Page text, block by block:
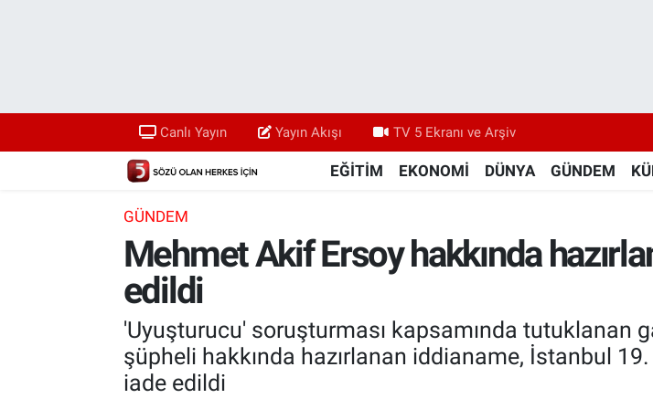
Canlı Yayın Yayın Akışı TV 5 Ekranı ve Arşiv
EĞİTİM EKONOMİ DÜNYA GÜNDEM
GÜNDEM
Mehmet Akif Ersoy hakkında
edildi
'Uyuşturucu' soruşturması kapsamında tutuklanan
şüpheli hakkında hazırlanan iddianame, İstanbul
iade edildi
Yayın Akışı
TV 5 Ekranı ve Arşiv